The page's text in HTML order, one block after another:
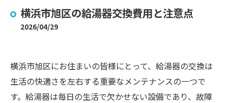
横浜市旭区の給湯器交換費用と注意点
2026/04/29
横浜市旭区にお住まいの皆様にとって、給湯器の交換は
生活の快適さを左右する重要なメンテナンスの一つで
す。給湯器は毎日の生活で欠かせない設備であり、故障